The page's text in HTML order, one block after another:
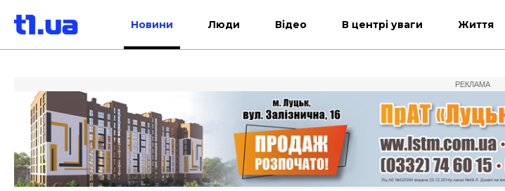
Новини Люди Відео В центрі уваги Життя
РЕКЛАМА